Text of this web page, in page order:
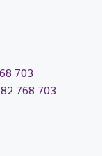
703
768 703